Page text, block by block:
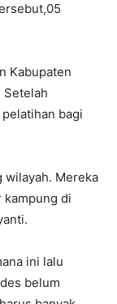
Kabupaten
Setelah
bagi
wilayah. Mereka
kampung di
ini lalu
belum